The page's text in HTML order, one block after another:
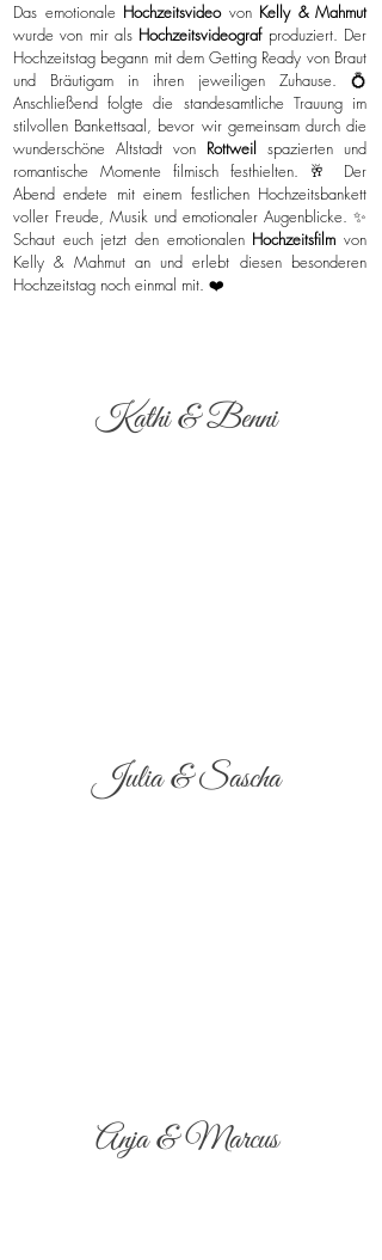
Das emotionale Hochzeitsvideovon Kelly & Mahmut
wurde von mir als Hochzeitsvideograf produziert. Der
Hochzeitstag begann mit dem Getting Ready von Braut
und Bräutigam in ihren jeweiligen Zuhause. 💍
Anschließend folgte die standesamtliche Trauung im
stilvollen Bankettsaal, bevor wir gemeinsam durch die
wunderschöne Altstadt von Rottweil spazierten und
romantische Momente filmisch festhielten. 🥂 Der
Abend endete mit einem festlichen Hochzeitsbankett
voller Freude, Musik und emotionaler Augenblicke. ✨
Schaut euch jetzt den emotionalen Hochzeitsfilmvon
Kelly & Mahmut an und erlebt diesen besonderen
Hochzeitstag noch einmal mit. ❤️
Kathi & Benni
Julia & Sascha
Anja & Marcus